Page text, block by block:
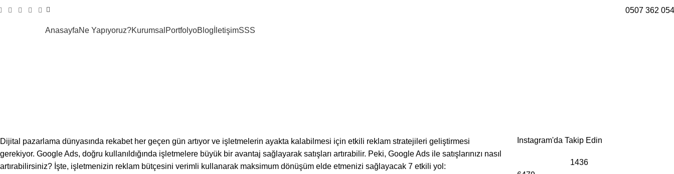
0507 362
AnasayfaNe Yapıyoruz?Kurumsal PortfolyoBlog İletişimSSS
Dijital pazarlama dünyasında rekabet her geçen gün artıyor ve işletmelerin ayakta kalabilmesi için etkili reklam stratejileri geliştirmesi
gerekiyor. Google Ads, doğru kullanıldığında işletmelere büyük bir avantaj sağlayarak satışları artırabilir. Peki, Google Ads ile satışlarınızı nasıl
artırabilirsiniz? İşte, işletmenizin reklam bütçesini verimli kullanarak maksimum dönüşüm elde etmenizi sağlayacak 7 etkili yol:
Instagram'da Takip Edin
1436